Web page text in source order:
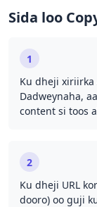
Sida loo
1
Ku dheji xiriirka
Dadweynaha,
content si toos
2
Ku dheji URL
dooro) oo guji